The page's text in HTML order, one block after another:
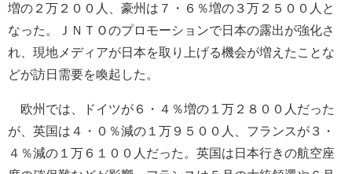
増の２万２００人、豪州は７・６％増の３万２５００人と
なった。ＪＮＴＯのプロモーションで日本の露出が強化さ
れ、現地メディアが日本を取り上げる機会が増えたことな
どが訪日需要を喚起した。
欧州では、ドイツが６・４％増の１万２８００人だった
が、英国は４・０％減の１万９５００人、フランスが３・
４％減の１万６１００人だった。英国は日本行きの航空座